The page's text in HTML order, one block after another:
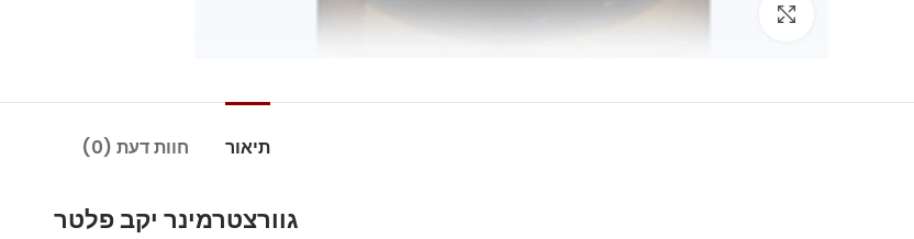
Click to enlarge
תיאור חוות דעת (0)
גוורצטרמינר יקב פלטר